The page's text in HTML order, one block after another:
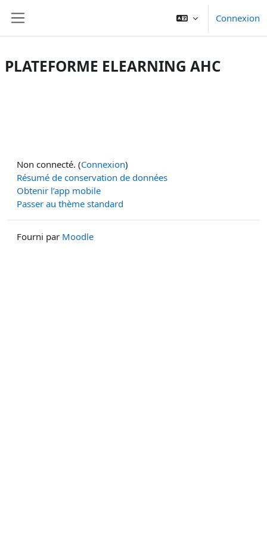
Connexion
PLATEFORME ELEARNING AHC
Non connecté. (Connexion)
Résumé de conservation de données
Obtenir l’app mobile
Passer au thème standard
Fourni par Moodle